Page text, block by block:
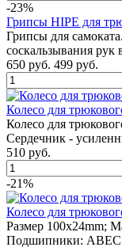
-23%
Грипсы HIPE для
Грипсы для
соскальзывания
650 руб. 499 руб.
Колесо для
Колесо для
Сердечник -
510 руб.
-21%
Колесо для
Размер 100x24mm;
Подшипники: ABEC